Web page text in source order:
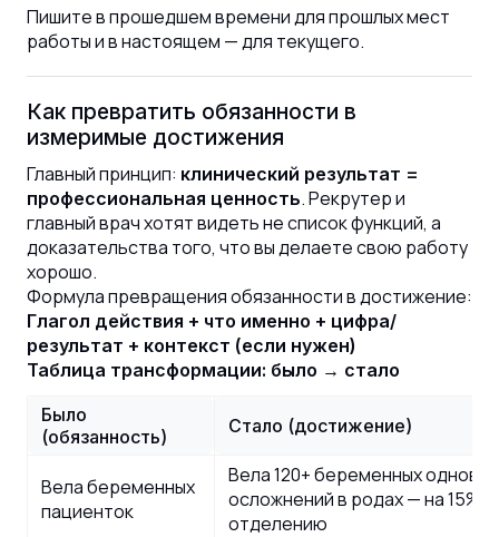
Пишите в прошедшем времени для прошлых мест
работы и в настоящем — для текущего.
Как превратить обязанности в
измеримые достижения
Главный принцип: клинический результат =
профессиональная ценность. Рекрутер и
главный врач хотят видеть не список функций, а
доказательства того, что вы делаете свою работу
хорошо.
Формула превращения обязанности в достижение:
Глагол действия + что именно + цифра/
результат + контекст (если нужен)
Таблица трансформации: было → стало
Было
(обязанность)
Стало (достижение)
Вела беременных
пациенток
Вела 120+ беременных
осложнений в родах — на 15%
отделению